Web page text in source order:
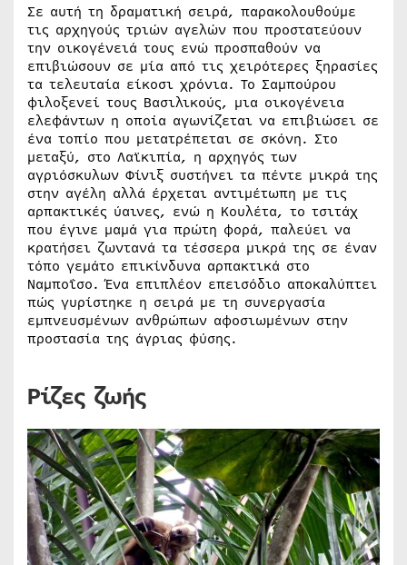
Σε αυτή τη δραματική σειρά, παρακολουθούμε
τις αρχηγούς τριών αγελών που προστατεύουν
την οικογένειά τους ενώ προσπαθούν να
επιβιώσουν σε μία από τις χειρότερες ξηρασίες
τα τελευταία είκοσι χρόνια. Το Σαμπούρου
φιλοξενεί τους Βασιλικούς, μια οικογένεια
ελεφάντων η οποία αγωνίζεται να επιβιώσει σε
ένα τοπίο που μετατρέπεται σε σκόνη. Στο
μεταξύ, στο Λαϊκιπία, η αρχηγός των
αγριόσκυλων Φίνιξ συστήνει τα πέντε μικρά της
στην αγέλη αλλά έρχεται αντιμέτωπη με τις
αρπακτικές ύαινες, ενώ η Κουλέτα, το τσιτάχ
που έγινε μαμά για πρώτη φορά, παλεύει να
κρατήσει ζωντανά τα τέσσερα μικρά της σε έναν
τόπο γεμάτο επικίνδυνα αρπακτικά στο
Ναμποΐσο. Ένα επιπλέον επεισόδιο αποκαλύπτει
πώς γυρίστηκε η σειρά με τη συνεργασία
εμπνευσμένων ανθρώπων αφοσιωμένων στην
προστασία της άγριας φύσης.
Ρίζες ζωής